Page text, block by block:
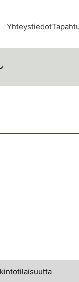
Yhteystiedot